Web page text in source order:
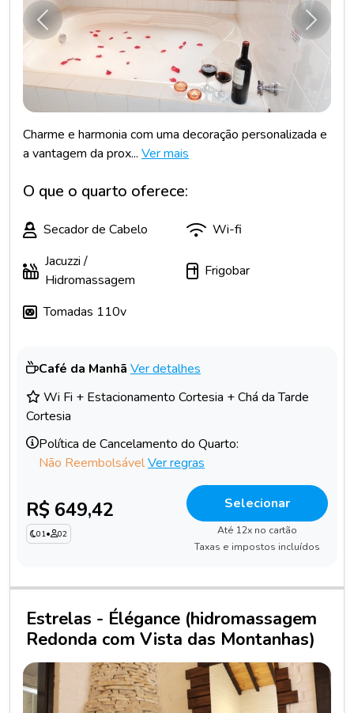
Anterior
Charme e harmonia com uma decoração personalizada e
a vantagem da prox... Ver mais
O que o quarto oferece:
Secador de Cabelo
Wi-fi
Jacuzzi /
Hidromassagem
Frigobar
Tomadas 110v
Café da Manhã Ver detalhes
Wi Fi + Estacionamento Cortesia + Chá da Tarde
Cortesia
Política de Cancelamento do Quarto:
Não ReembolsávelVer regras
R$ 649,42
01• 02
Selecionar
Até 12x no cartão
Taxas e impostos incluídos
Estrelas - Élégance (hidromassagem
Redonda com Vista das Montanhas)